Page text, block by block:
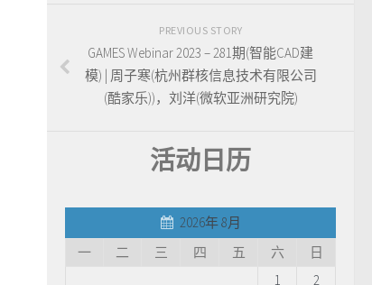
PREVIOUS STORY
GAMES Webinar 2023 – 281期(智能CAD建
模) | 周子寒(杭州群核信息技术有限公司
(酷家乐))，刘洋(微软亚洲研究院)
活动日历
2026年 8月
一
二 三 四 五 六
日
1
2